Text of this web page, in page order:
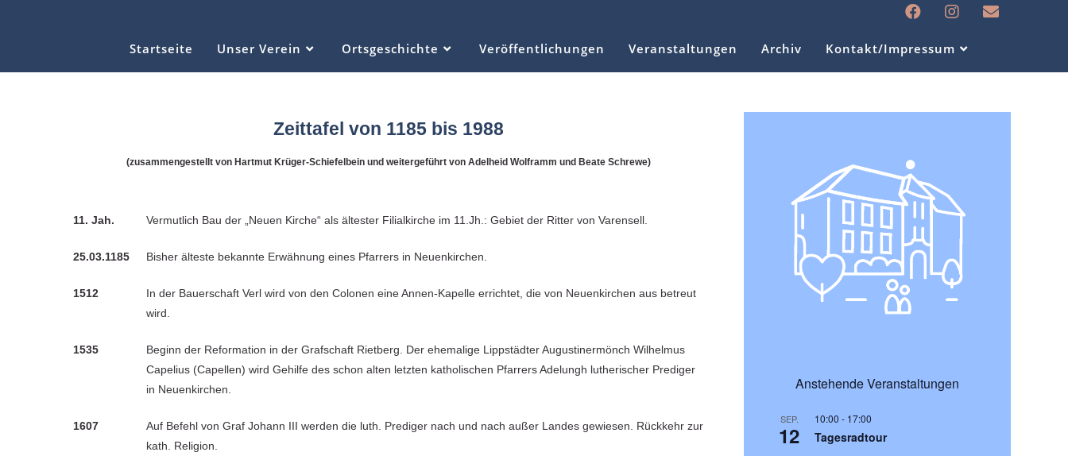
Startseite Unser Verein Ortsgeschichte Veröffentlichungen Veranstaltungen Archiv Kontakt/Impressum
Zeittafel von 1185 bis 1988
(zusammengestellt von Hartmut Krüger-Schiefelbein und weitergeführt von Adelheid Wolframm und Beate Schrewe)
11. Jah. Vermutlich Bau der „Neuen Kirche“ als ältester Filialkirche im 11.Jh.: Gebiet der Ritter von Varensell.
25.03.1185 Bisher älteste bekannte Erwähnung eines Pfarrers in Neuenkirchen.
1512
In der Bauerschaft Verl wird von den Colonen eine Annen-Kapelle errichtet, die von Neuenkirchen aus betreut
wird.
1535
Beginn der Reformation in der Grafschaft Rietberg. Der ehemalige Lippstädter Augustinermönch Wilhelmus
Capelius (Capellen) wird Gehilfe des schon alten letzten katholischen Pfarrers Adelungh lutherischer Prediger
in Neuenkirchen.
1607
Auf Befehl von Graf Johann III werden die luth. Prediger nach und nach außer Landes gewiesen. Rückkehr zur
kath. Religion.
Anstehende Veranstaltungen
SEP.
12
10:00 - 17:00
Tagesradtour